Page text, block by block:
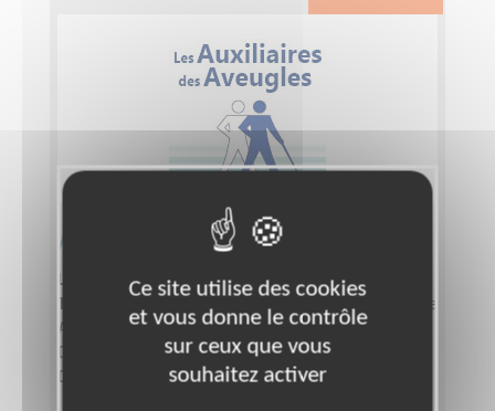
Animateur local département 93
Lieu :
SEINE-SAINT-DENIS (93)
Responsable associatif, Coordinateur d'équipe
Association : Les Auxiliaires des Aveugles
Date :
Tout le temps
Disponibilité demandée :2 demi-journées
Ce site utilise des cookies
et vous donne le contrôle
sur ceux que vous
souhaitez activer